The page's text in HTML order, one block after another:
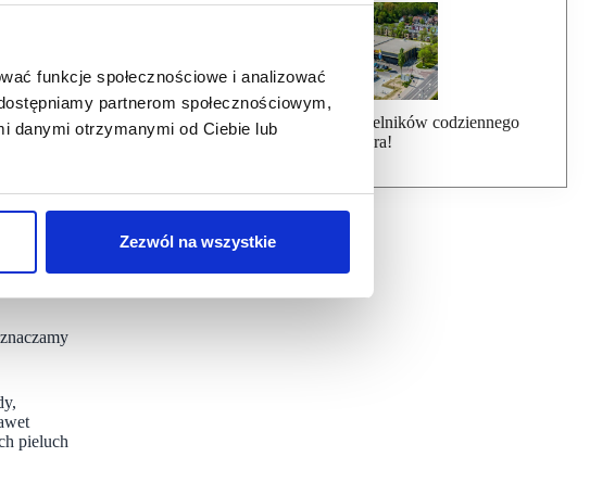
funkcje społecznościowe i analizować
partnerom społecznościowym,
danymi otrzymanymi od Ciebie lub
Zezwól na wszystkie
ludzi
rozwój
alejki
pieluch
Dołącz do ponad 7000 czytelników codziennego
newslettera!